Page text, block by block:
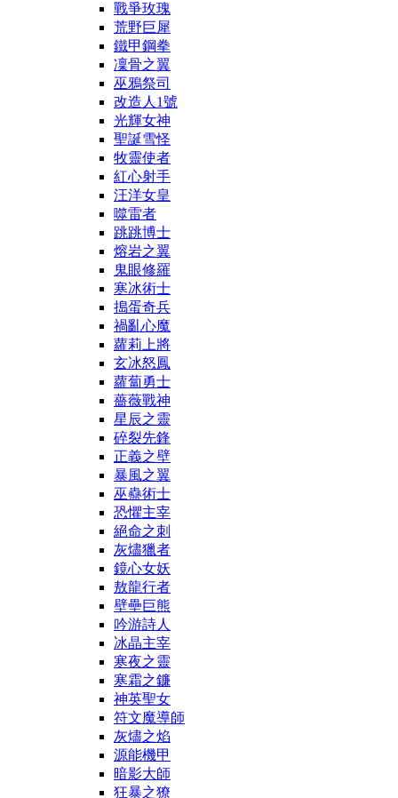
戰爭玫瑰
荒野巨犀
鐵甲鋼拳
凜骨之翼
巫鴉祭司
改造人1號
光輝女神
聖誕雪怪
牧靈使者
紅心射手
汪洋女皇
噬雷者
跳跳博士
熔岩之翼
鬼眼修羅
寒冰術士
搗蛋奇兵
禍亂心魔
蘿莉上將
玄冰怒鳳
蘿蔔勇士
薔薇戰神
星辰之靈
碎裂先鋒
正義之壁
暴風之翼
巫蠱術士
恐懼主宰
絕命之刺
灰燼獵者
鏡心女妖
敖龍行者
壁壘巨熊
吟游詩人
冰晶主宰
寒夜之靈
寒霜之鐮
神英聖女
符文魔導師
灰燼之焰
源能機甲
暗影大師
狂暴之獠